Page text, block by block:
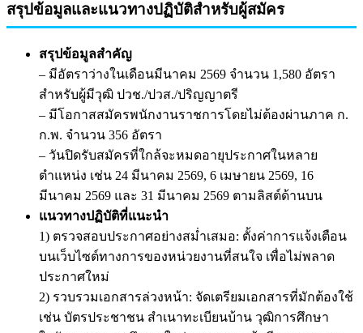
สรุปข้อมูลและแนวทางปฏิบัติสำหรับผู้สมัคร
สรุปข้อมูลสำคัญ
– มีอัตราว่างในเดือนมีนาคม 2569 จำนวน 1,580 อัตรา
สำหรับผู้มีวุฒิ ปวช./ปวส./ปริญญาตรี
– มีโอกาสสมัครพนักงานราชการโดยไม่ต้องผ่านภาค ก.
ก.พ. จำนวน 356 อัตรา
– วันปิดรับสมัครที่ใกล้จะหมดอายุประกาศในหลาย
ตำแหน่ง เช่น 24 มีนาคม 2569, 6 เมษายน 2569, 16
มีนาคม 2569 และ 31 มีนาคม 2569 ตามลิสต์ด้านบน
แนวทางปฏิบัติที่แนะนำ
1) ตรวจสอบประกาศอย่างสม่ำเสมอ: ตั้งค่าการแจ้งเตือน
บนเว็บไซต์ทางการของหน่วยงานที่สนใจ เพื่อไม่พลาด
ประกาศใหม่
2) รวบรวมเอกสารล่วงหน้า: จัดเตรียมเอกสารที่มักต้องใช้
เช่น บัตรประชาชน สำเนาทะเบียนบ้าน วุฒิการศึกษา